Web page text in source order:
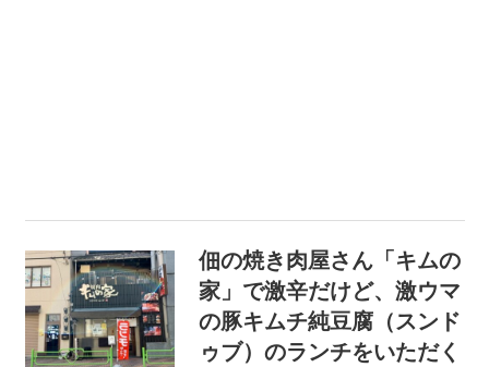
佃の焼き肉屋さん「キムの
家」で激辛だけど、激ウマ
の豚キムチ純豆腐（スンド
ゥブ）のランチをいただく